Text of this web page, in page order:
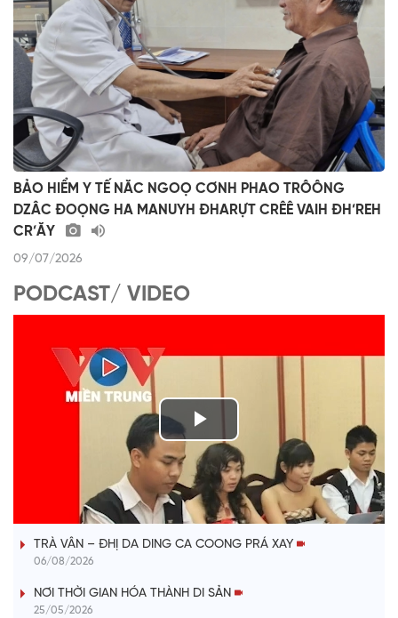
BẢO HIỂM Y TẾ NĂC NGOỌ CƠNH PHAO TRÔÔNG
DZÂC ĐOỌNG HA MANUYH ĐHARỰT CRÊÊ VAIH ĐH’REH
CR’ĂY
09/07/2026
PODCAST/ VIDEO
P
l
a
V
VÀI PHÚT DÀNH CHO QUẢNG BÁ
TRÀ VÂN – ĐHỊ DA DING CA COONG PRÁ XAY
06/08/2026
NƠI THỜI GIAN HÓA THÀNH DI SẢN
25/05/2026